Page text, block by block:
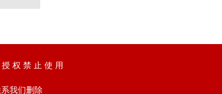
权 禁 止 使 用
我们删除